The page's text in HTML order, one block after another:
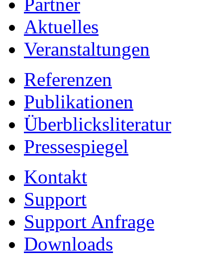
Aktuelles
Veranstaltungen
Referenzen
Publikationen
Überblicksliteratur
Pressespiegel
Kontakt
Support
Support Anfrage
Downloads